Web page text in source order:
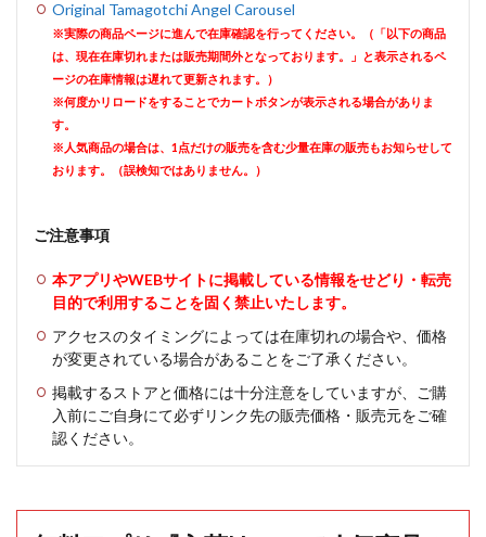
Original Tamagotchi Angel Carousel
※実際の商品ページに進んで在庫確認を行ってください。（「以下の商品
は、現在在庫切れまたは販売期間外となっております。」と表示されるペ
ージの在庫情報は遅れて更新されます。）
※何度かリロードをすることでカートボタンが表示される場合がありま
す。
※人気商品の場合は、1点だけの販売を含む少量在庫の販売もお知らせして
おります。（誤検知ではありません。）
ご注意事項
本アプリやWEBサイトに掲載している情報をせどり・転売
目的で利用することを固く禁止いたします。
アクセスのタイミングによっては在庫切れの場合や、価格
が変更されている場合があることをご了承ください。
掲載するストアと価格には十分注意をしていますが、ご購
入前にご自身にて必ずリンク先の販売価格・販売元をご確
認ください。